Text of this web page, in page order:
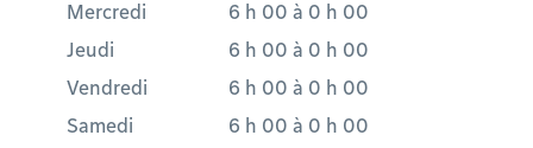
Mercredi
6 h 00 à 0 h 00
Jeudi
6 h 00 à 0 h 00
Vendredi
6 h 00 à 0 h 00
Samedi
6 h 00 à 0 h 00